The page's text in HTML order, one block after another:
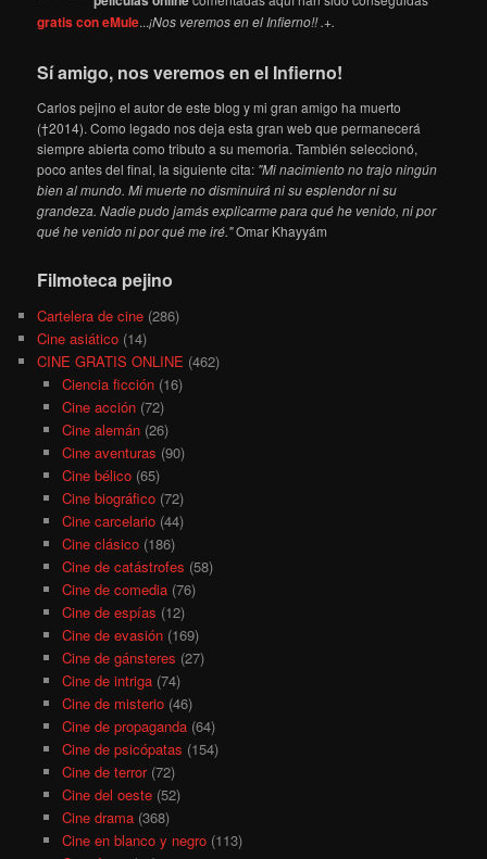
gratis con eMule...¡Nos veremos en el Infierno!! .+.
Sí amigo, nos veremos en el Infierno!
Carlos pejino el autor de este blog y mi gran amigo ha muerto
(†2014). Como legado nos deja esta gran web que permanecerá
siempre abierta como tributo a su memoria. También seleccionó,
poco antes del final, la siguiente cita: "Mi nacimiento no trajo ningún
bien al mundo. Mi muerte no disminuirá ni su esplendor ni su
grandeza. Nadie pudo jamás explicarme para qué he venido, ni por
qué he venido ni por qué me iré."Omar Khayyám
Filmoteca pejino
Cartelera de cine (286)
Cine asiático (14)
CINE GRATIS ONLINE (462)
Ciencia ficción(16)
Cine acción(72)
Cine alemán(26)
Cine aventuras (90)
Cine bélico(65)
Cine biográfico(72)
Cine carcelario(44)
Cine clásico(186)
Cine de catástrofes (58)
Cine de comedia(76)
Cine de espías (12)
Cine de evasión(169)
Cine de gánsteres (27)
Cine de intriga(74)
Cine de misterio(46)
Cine de propaganda(64)
Cine de psicópatas (154)
Cine de terror(72)
Cine del oeste(52)
Cine drama(368)
Cine en blanco y negro(113)